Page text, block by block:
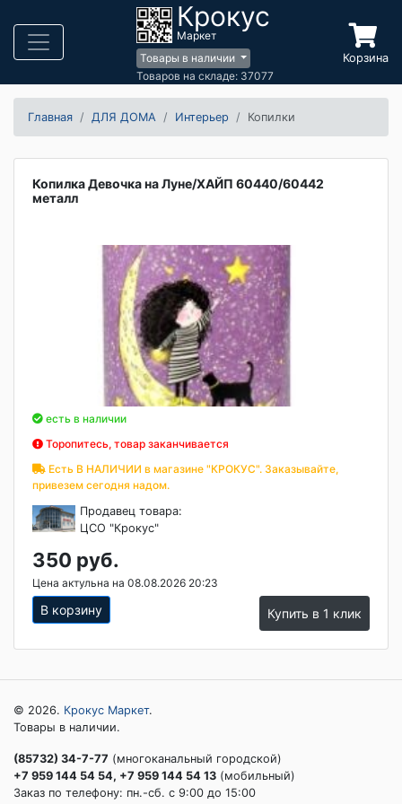
Крокус
Маркет
Товары в наличии
Товаров на складе: 37077
Корзина
Главная ДЛЯ ДОМА Интерьер Копилки
Копилка Девочка на Луне/ХАЙП 60440/60442
металл
есть в наличии
Торопитесь, товар заканчивается
Есть В НАЛИЧИИ в магазине "КРОКУС". Заказывайте,
привезем сегодня надом.
Продавец товара:
ЦСО "Крокус"
350 руб.
Цена актульна на 08.08.2026 20:23
В корзину Купить в 1 клик
© 2026. Крокус Маркет.
Товары в наличии.
(85732) 34-7-77 (многоканальный городской)
+7 959 144 54 54, +7 959 144 54 13 (мобильный)
Заказ по телефону: пн.-сб. c 9:00 до 15:00